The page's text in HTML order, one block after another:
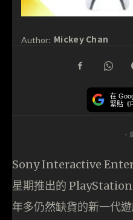
Author: Mickey Chan
在
緊貼《
-
Sony Interactive
星期推出的 PlayStation
年多仍然缺貨的新一代